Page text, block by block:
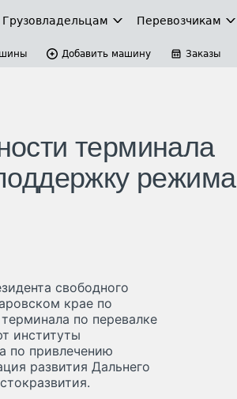
Грузовладельцам Перевозчикам
Добавить машину Заказы
терминала
режима
свободного
крае по
по перевалке
институты
по привлечению
развития Дальнего